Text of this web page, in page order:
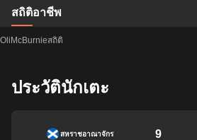
สถิติอาชีพ
OliMcBurnieสถิติ
ประวัตินักเตะ
สหราชอาณาจักร 9